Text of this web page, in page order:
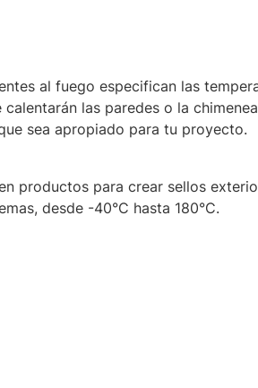
al fuego especifican las
las paredes o la
sea apropiado para tu proyecto.
productos para crear sellos
desde -40°C hasta 180°C.